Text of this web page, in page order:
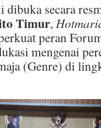
dibuka secara
Timur,
peran
mengenai
(Genre) di